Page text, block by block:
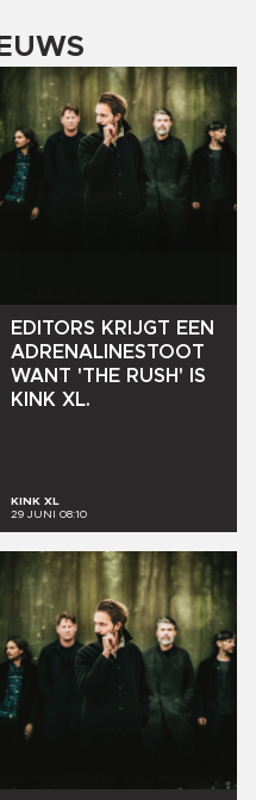
EDITORS KRIJGT EEN
ADRENALINESTOOT
WANT 'THE RUSH'
IS
KINK XL.
KINK XL
29 JUNI 08:10